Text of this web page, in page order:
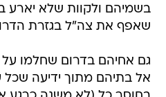
בשמיהם ולקוות שלא יארע
שאפף את צה"ל בגזרת הדרום ב-7
גם אחיהם בדרום שחלמו על
אל בתיהם מתוך ידיעה שכל